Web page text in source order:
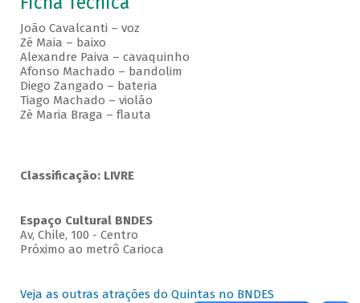
João Cavalcanti – voz
Zé Maia – baixo
Alexandre Paiva – cavaquinho
Afonso Machado – bandolim
Diego Zangado – bateria
Tiago Machado – violão
Zé Maria Braga – flauta
Classificação: LIVRE
Espaço Cultural BNDES
Av, Chile, 100 - Centro
Próximo ao metrô Carioca
Veja as outras atrações do Quintas no BNDES